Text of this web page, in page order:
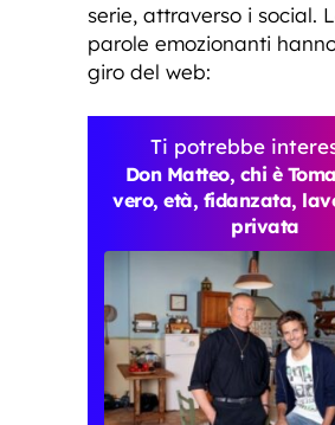
serie, attraverso i social.
parole emozionanti
giro del web:
Ti potrebbe
Don Matteo, chi è
vero, età, fidanzata,
privata